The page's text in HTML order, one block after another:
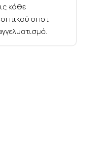
κάθε
σποτ